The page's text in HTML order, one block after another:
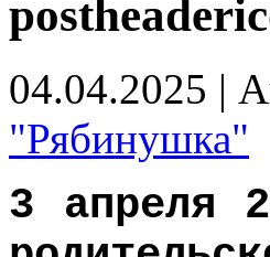
04.04.2025 |
"Рябинушка"
3 апреля